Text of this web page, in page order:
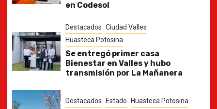
en Codesol
Destacados Ciudad Valles
Huasteca Potosina
Se entregó primer casa
Bienestar en Valles y hubo
transmisión por La Mañanera
Destacados Estado Huasteca Potosina